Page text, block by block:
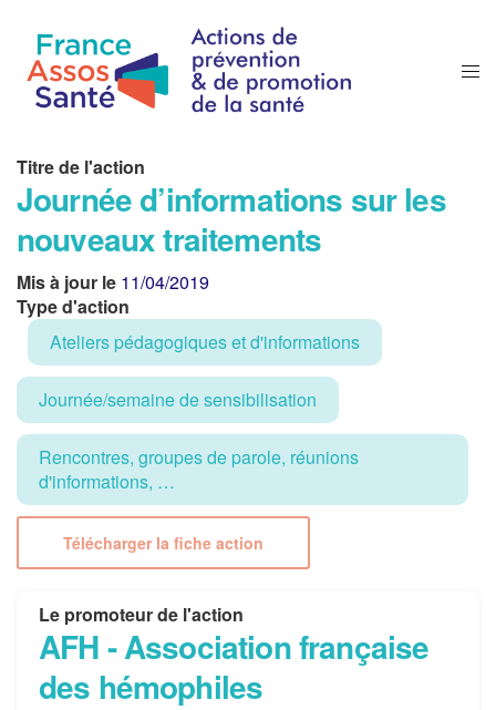
Titre de l'action
Journée d’informations sur les
nouveaux traitements
Mis à jour le 11/04/2019
Type d'action
Ateliers pédagogiques et d'informations
Journée/semaine de sensibilisation
Rencontres, groupes de parole, réunions
d'informations, …
Télécharger la fiche action
Le promoteur de l'action
AFH - Association française
des hémophiles